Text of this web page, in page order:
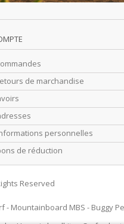
de marchandise
personnelles
de réduction
Reserved
- Mountainboard MBS - Buggy